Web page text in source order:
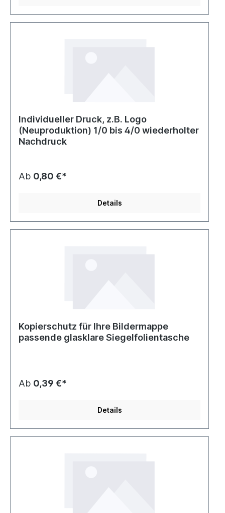
Individueller Druck, z.B. Logo
(Neuproduktion) 1/0 bis 4/0 wiederholter
Nachdruck
Ab 0,80 €*
Details
Kopierschutz für Ihre Bildermappe
passende glasklare Siegelfolientasche
Ab 0,39 €*
Details